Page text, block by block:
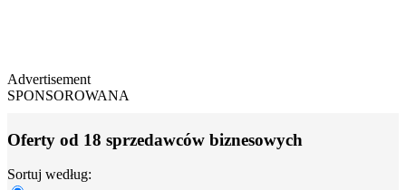
Advertisement
SPONSOROWANA
Oferty od 18 sprzedawców biznesowych
Sortuj według: